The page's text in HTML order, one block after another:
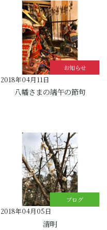
お知らせ
2018年04月11日
八幡さまの端午の節句
ブログ
2018年04月05日
清明